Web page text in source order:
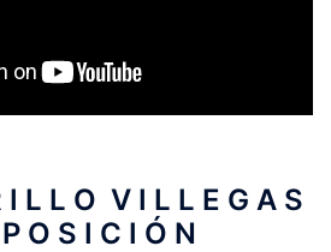
L L O V I L L E G A S
O S I C I Ó N